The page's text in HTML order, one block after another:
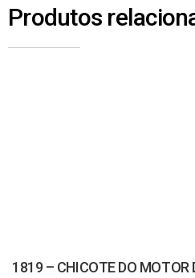
Produtos
1819 – CHICOTE DO MOTOR